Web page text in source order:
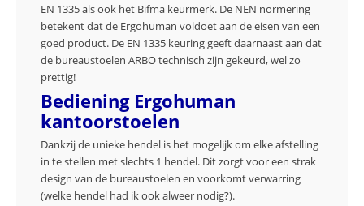
EN 1335 als ook het Bifma keurmerk. De NEN normering
betekent dat de Ergohuman voldoet aan de eisen van een
goed product. De EN 1335 keuring geeft daarnaast aan dat
de bureaustoelen ARBO technisch zijn gekeurd, wel zo
prettig!
Bediening Ergohuman
kantoorstoelen
Dankzij de unieke hendel is het mogelijk om elke afstelling
in te stellen met slechts 1 hendel. Dit zorgt voor een strak
design van de bureaustoelen en voorkomt verwarring
(welke hendel had ik ook alweer nodig?).